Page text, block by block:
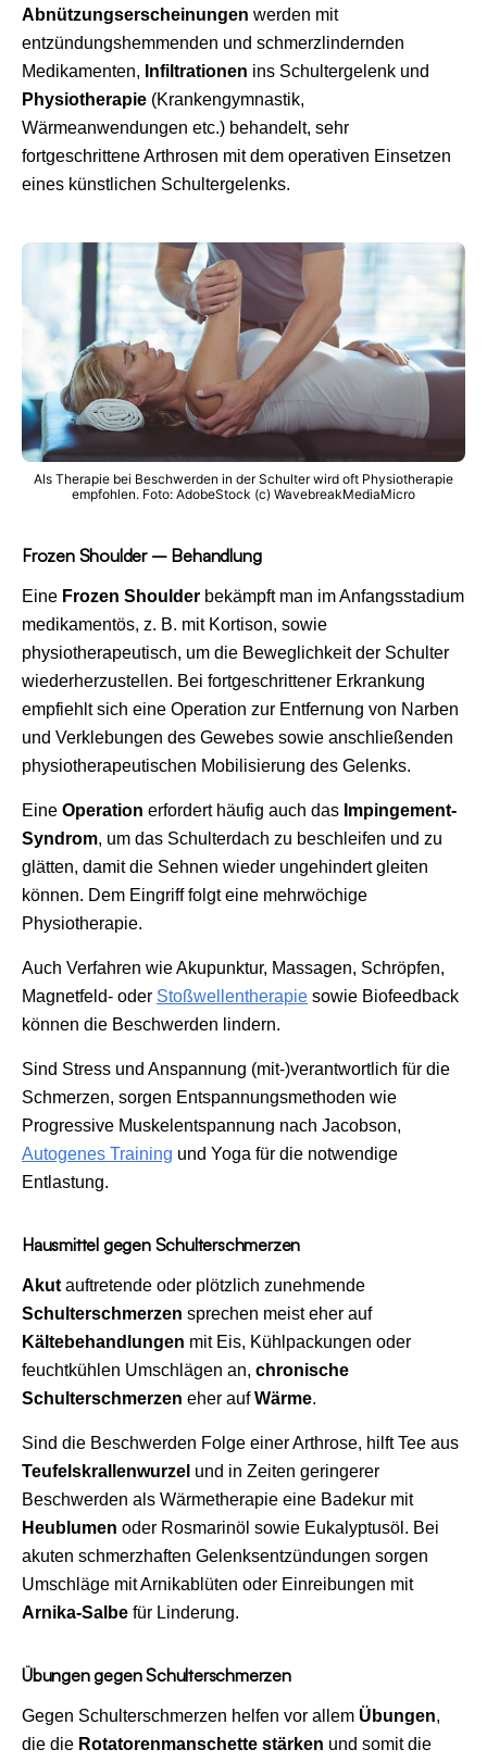
Abnützungserscheinungen werden mit
entzündungshemmenden und schmerzlindernden
Medikamenten, Infiltrationen ins Schultergelenk und
Physiotherapie (Krankengymnastik,
Wärmeanwendungen etc.) behandelt, sehr
fortgeschrittene Arthrosen mit dem operativen Einsetzen
eines künstlichen Schultergelenks.
Als Therapie bei Beschwerden in der Schulter wird oft Physiotherapie
empfohlen. Foto: AdobeStock (c) WavebreakMediaMicro
Frozen Shoulder – Behandlung
Eine Frozen Shoulder bekämpft man im Anfangsstadium
medikamentös, z. B. mit Kortison, sowie
physiotherapeutisch, um die Beweglichkeit der Schulter
wiederherzustellen. Bei fortgeschrittener Erkrankung
empfiehlt sich eine Operation zur Entfernung von Narben
und Verklebungen des Gewebes sowie anschließenden
physiotherapeutischen Mobilisierung des Gelenks.
Eine Operation erfordert häufig auch das Impingement-
Syndrom, um das Schulterdach zu beschleifen und zu
glätten, damit die Sehnen wieder ungehindert gleiten
können. Dem Eingriff folgt eine mehrwöchige
Physiotherapie.
Auch Verfahren wie Akupunktur, Massagen, Schröpfen,
Magnetfeld- oder Stoßwellentherapie sowie Biofeedback
können die Beschwerden lindern.
Sind Stress und Anspannung (mit-)verantwortlich für die
Schmerzen, sorgen Entspannungsmethoden wie
Progressive Muskelentspannung nach Jacobson,
Autogenes Training und Yoga für die notwendige
Entlastung.
Hausmittel gegen Schulterschmerzen
Akut auftretende oder plötzlich zunehmende
Schulterschmerzen sprechen meist eher auf
Kältebehandlungen mit Eis, Kühlpackungen oder
feuchtkühlen Umschlägen an, chronische
Schulterschmerzen eher aufWärme.
Sind die Beschwerden Folge einer Arthrose, hilft Tee aus
Teufelskrallenwurzel und in Zeiten geringerer
Beschwerden als Wärmetherapie eine Badekur mit
Heublumen oder Rosmarinöl sowie Eukalyptusöl. Bei
akuten schmerzhaften Gelenksentzündungen sorgen
Umschläge mit Arnikablüten oder Einreibungen mit
Arnika-Salbe für Linderung.
Übungen gegen Schulterschmerzen
Gegen Schulterschmerzen helfen vor allem Übungen,
die die Rotatorenmanschette stärken und somit die